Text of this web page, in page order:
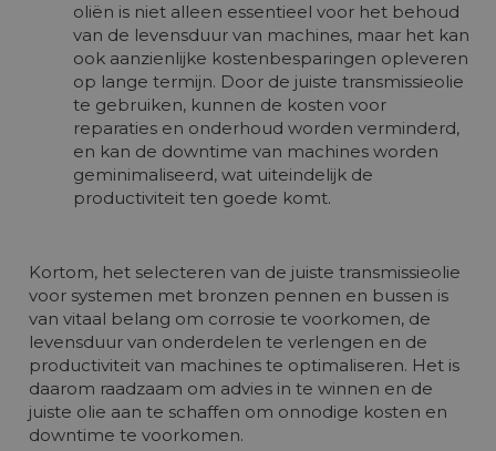
oliën is niet alleen essentieel voor het behoud
van de levensduur van machines, maar het kan
ook aanzienlijke kostenbesparingen opleveren
op lange termijn. Door de juiste transmissieolie
te gebruiken, kunnen de kosten voor
reparaties en onderhoud worden verminderd,
en kan de downtime van machines worden
geminimaliseerd, wat uiteindelijk de
productiviteit ten goede komt.
Kortom, het selecteren van de juiste transmissieolie
voor systemen met bronzen pennen en bussen is
van vitaal belang om corrosie te voorkomen, de
levensduur van onderdelen te verlengen en de
productiviteit van machines te optimaliseren. Het is
daarom raadzaam om advies in te winnen en de
juiste olie aan te schaffen om onnodige kosten en
downtime te voorkomen.